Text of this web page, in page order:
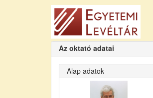
Az oktató adatai
Alap adatok